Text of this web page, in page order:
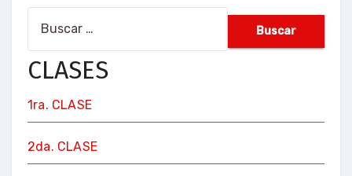
CLASES
1ra. CLASE
2da. CLASE